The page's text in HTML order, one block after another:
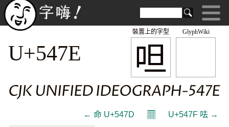
GlyphWiki
呾
裝置上的字型
U+547E
CJK UNIFIED IDEOGRAPH-547E
← 命 U+547D 𝄜 U+547F 呿 →